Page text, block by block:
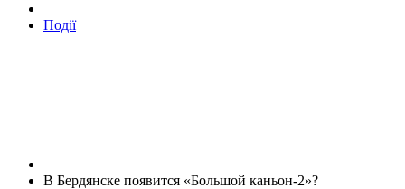
Події
В Бердянске появится «Большой каньон-2»?